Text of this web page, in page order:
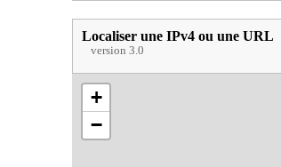
Localiser une IPv4 ou une URL
version 3.0
+
−